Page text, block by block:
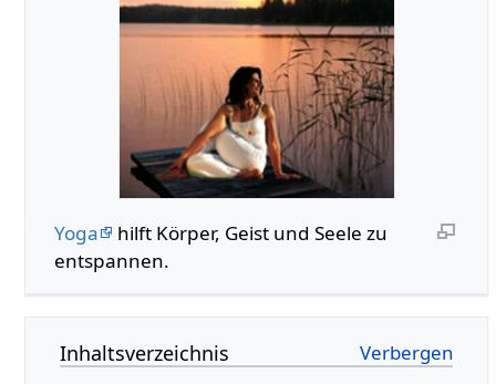
Yoga
hilft Körper, Geist und Seele zu
entspannen.
Inhaltsverzeichnis